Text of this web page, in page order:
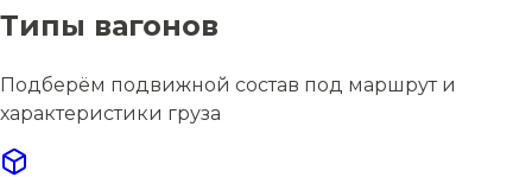
Типы вагонов
Подберём подвижной состав под маршрут и
характеристики груза